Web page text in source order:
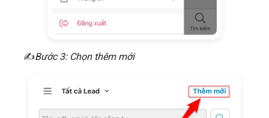
​​✍Bước 3: Chọn thêm mới